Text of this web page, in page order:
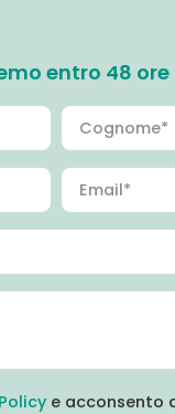
entro 48 ore
e acconsento